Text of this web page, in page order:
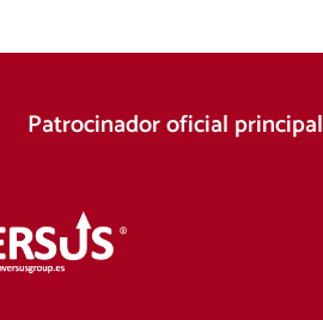
Patrocinador oficial principal